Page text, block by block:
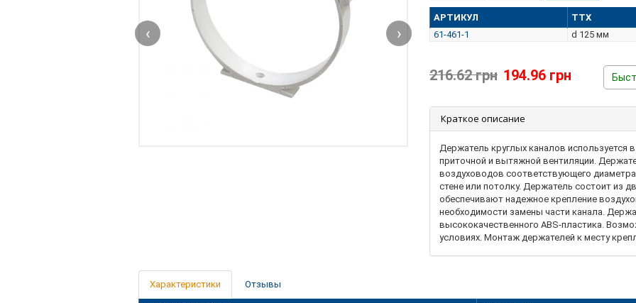
‹ ›
АРТИКУЛ ТТХ
61-461-1
d 125 мм
216.62 грн 194.96 грн
Краткое описание
Держатель круглых каналов используется
приточной и вытяжной вентиляции.
воздуховодов соответствующего
стене или потолку. Держатель состоит из
обеспечивают надежное крепление
необходимости замены части канала.
высококачественного ABS-пластика.
условиях. Монтаж держателей к месту
Характеристики Отзывы